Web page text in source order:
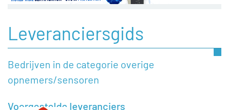
Leveranciersgids
Bedrijven in de categorie overige
opnemers/sensoren
Voorgestelde leveranciers